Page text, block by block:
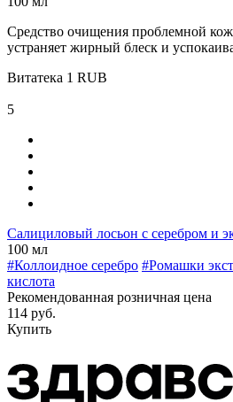
Средство очищения проблемной
устраняет жирный блеск и
Витатека 1 RUB
5
Салициловый лосьон с серебром и
100 мл
#Коллоидное серебро #Ромашки
кислота
Рекомендованная розничная цена
114 руб.
Купить